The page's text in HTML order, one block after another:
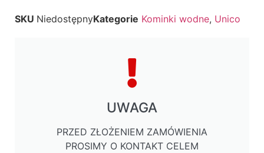
SKU NiedostępnyKategorie Kominki wodne, Unico
UWAGA
PRZED ZŁOŻENIEM ZAMÓWIENIA
PROSIMY O KONTAKT CELEM